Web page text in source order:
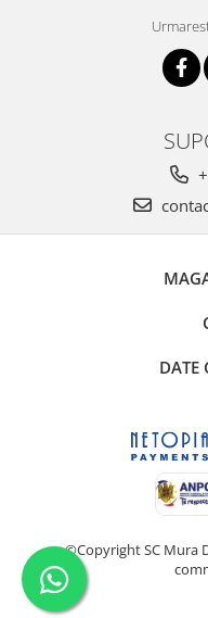
DATE
©Copyright SC Mura